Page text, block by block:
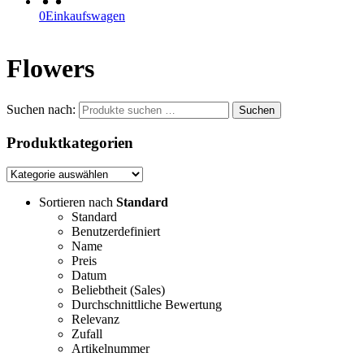
0Einkaufswagen
Flowers
Sortieren nach Standard
Standard
Benutzerdefiniert
Name
Preis
Datum
Beliebtheit (Sales)
Durchschnittliche Bewertung
Relevanz
Zufall
Artikelnummer
Suchen nach: Suchen
Produktkategorien